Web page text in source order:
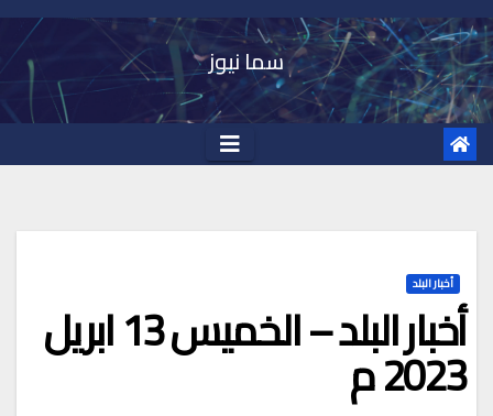
Skip
to
content
سما نيوز
أخبار البلد
أخبار البلد – الخميس 13 ابريل
2023 م